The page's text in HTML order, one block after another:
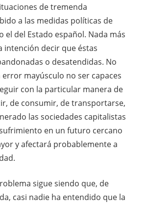
de tremenda
a las medidas políticas de
el del Estado español. Nada más
intención decir que éstas
o desatendidas. No
mayúsculo no ser capaces
con la particular manera de
de consumir, de transportarse,
las sociedades capitalistas
en un futuro cercano
y afectará probablemente a
sigue siendo que, de
casi nadie ha entendido que la